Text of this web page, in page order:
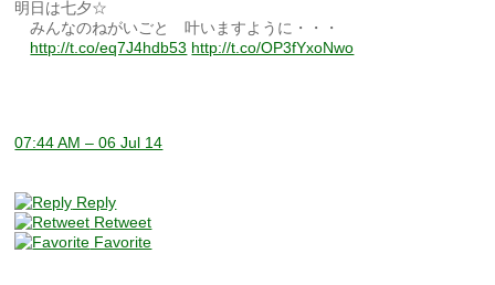
明日は七夕☆
みんなのねがいごと 叶いますように・・・
http://t.co/eq7J4hdb53 http://t.co/OP3fYxoNwo
07:44 AM – 06 Jul 14
Reply
Retweet
Favorite